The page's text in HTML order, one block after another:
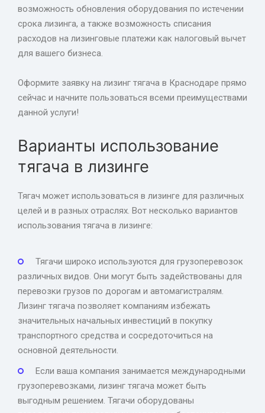
возможность обновления оборудования по истечении
срока лизинга, а также возможность списания
расходов на лизинговые платежи как налоговый вычет
для вашего бизнеса.
Оформите заявку на лизинг тягача в Краснодаре прямо
сейчас и начните пользоваться всеми преимуществами
данной услуги!
Варианты использование
тягача в лизинге
Тягач может использоваться в лизинге для различных
целей и в разных отраслях. Вот несколько вариантов
использования тягача в лизинге:
Тягачи широко используются для грузоперевозок
различных видов. Они могут быть задействованы для
перевозки грузов по дорогам и автомагистралям.
Лизинг тягача позволяет компаниям избежать
значительных начальных инвестиций в покупку
транспортного средства и сосредоточиться на
основной деятельности.
Если ваша компания занимается международными
грузоперевозками, лизинг тягача может быть
выгодным решением. Тягачи оборудованы